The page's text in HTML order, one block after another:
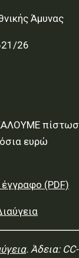
Άμυνας
26
ευρώ
(PDF)
. Άδεια: